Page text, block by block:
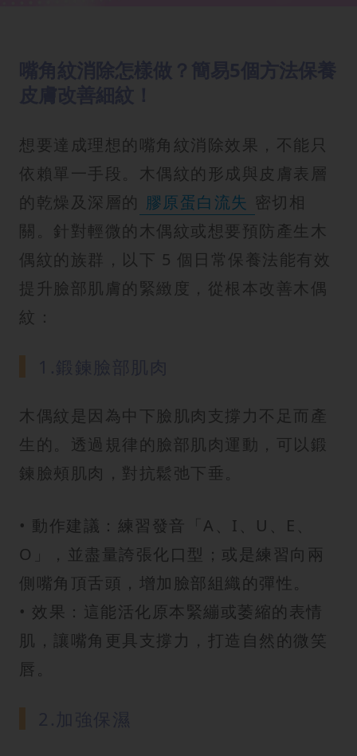
想要達成理想的嘴角紋消除效果，不能只
依賴單一手段。木偶紋的形成與皮膚表層
的乾燥及深層的 膠原蛋白流失 密切相
關。針對輕微的木偶紋或想要預防產生木
偶紋的族群，以下 5 個日常保養法能有效
提升臉部肌膚的緊緻度，從根本改善木偶
紋：
木偶紋是因為中下臉肌肉支撐力不足而產
生的。透過規律的臉部肌肉運動，可以鍛
鍊臉頰肌肉，對抗鬆弛下垂。
• 動作建議：練習發音「A、I、U、E、
O」，並盡量誇張化口型；或是練習向兩
側嘴角頂舌頭，增加臉部組織的彈性。
• 效果：這能活化原本緊繃或萎縮的表情
肌，讓嘴角更具支撐力，打造自然的微笑
唇。